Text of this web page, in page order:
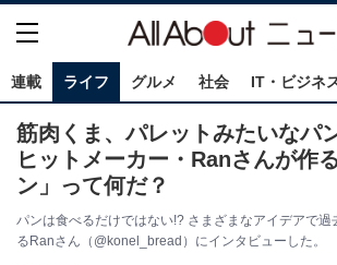
連載 ライフ グルメ 社会 IT・ビジネ
筋肉くま、パレットみたいなパ
ヒットメーカー・Ranさんが作
ン」って何だ？
パンは食べるだけではない!? さまざまなアイデアで過
るRanさん（@konel_bread）にインタビューした。